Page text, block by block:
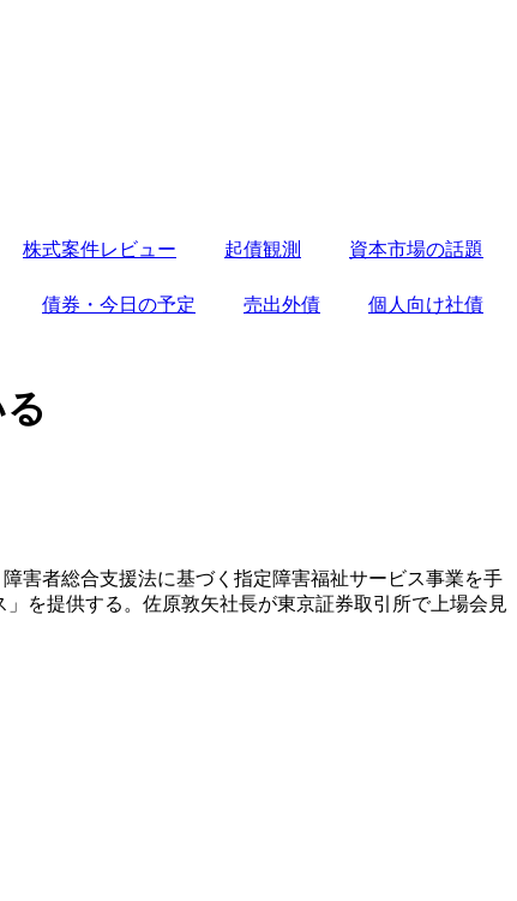
株式案件レビュー 起債観測 資本市場の話題
債券・今日の予定 売出外債
個人向け社債
害者総合支援法に基づく指定障害福祉サービス事業を手
を提供する。佐原敦矢社長が東京証券取引所で上場会見